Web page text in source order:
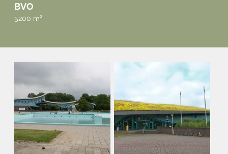
BVO
5200 m²